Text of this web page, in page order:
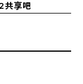
共享吧